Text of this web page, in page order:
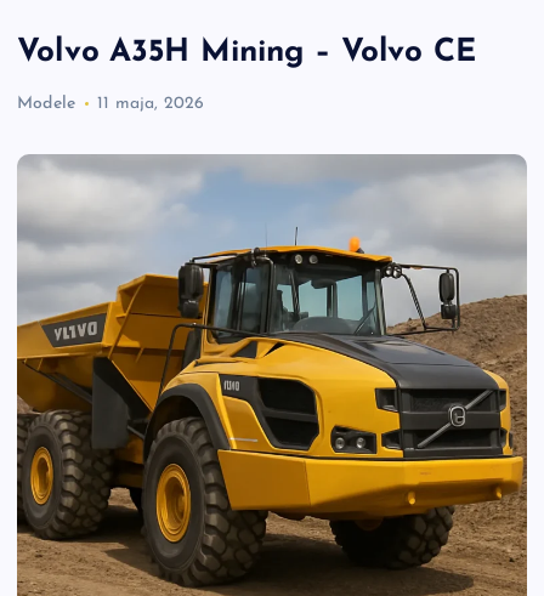
Volvo A35H Mining – Volvo CE
Modele 11 maja, 2026